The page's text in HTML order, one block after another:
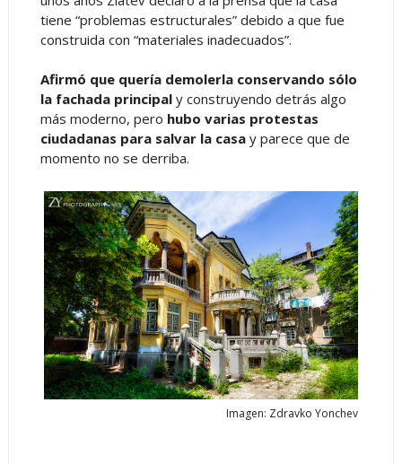
tiene “problemas estructurales” debido a que fue
construida con “materiales inadecuados”.
Afirmó que quería demolerla conservando sólo
la fachada principaly construyendo detrás algo
más moderno, pero hubo varias protestas
ciudadanas para salvar la casa y parece que de
momento no se derriba.
Imagen: Zdravko Yonchev